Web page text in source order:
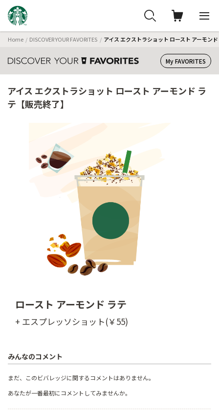
Home DISCOVER YOUR FAVORITES アイス エクストラショット ロースト アーモン
My FAVORITES
アイス エクストラショット ロースト アーモンド ラ
テ【販売終了】
ロースト アーモンド ラテ
+ エスプレッソショット(￥55)
みんなのコメント
まだ、このビバレッジに関するコメントはありません。
あなたが一番最初にコメントしてみませんか。